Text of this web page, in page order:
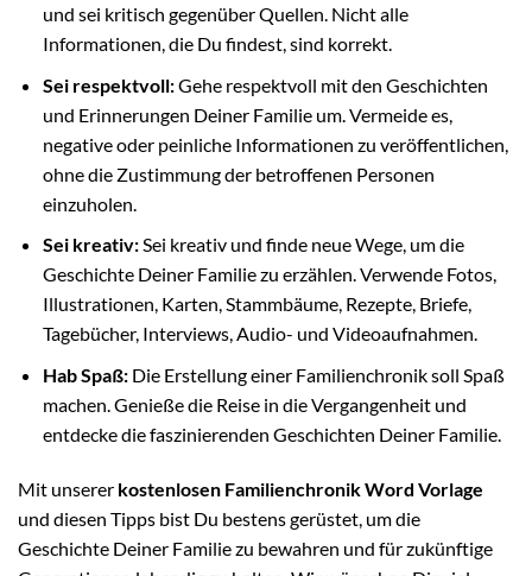
und sei kritisch gegenüber Quellen. Nicht alle
Informationen, die Du findest, sind korrekt.
Sei respektvoll:Gehe respektvoll mit den Geschichten
und Erinnerungen Deiner Familie um. Vermeide es,
negative oder peinliche Informationen zu veröffentlichen,
ohne die Zustimmung der betroffenen Personen
einzuholen.
Sei kreativ:Sei kreativ und finde neue Wege, um die
Geschichte Deiner Familie zu erzählen. Verwende Fotos,
Illustrationen, Karten, Stammbäume, Rezepte, Briefe,
Tagebücher, Interviews, Audio- und Videoaufnahmen.
Hab Spaß:Die Erstellung einer Familienchronik soll Spaß
machen. Genieße die Reise in die Vergangenheit und
entdecke die faszinierenden Geschichten Deiner Familie.
Mit unserer kostenlosen Familienchronik Word Vorlage
und diesen Tipps bist Du bestens gerüstet, um die
Geschichte Deiner Familie zu bewahren und für zukünftige